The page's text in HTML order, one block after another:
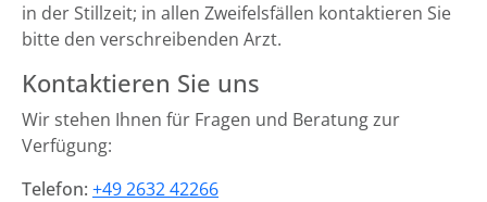
in der Stillzeit; in allen Zweifelsfällen kontaktieren Sie
bitte den verschreibenden Arzt.
Kontaktieren Sie uns
Wir stehen Ihnen für Fragen und Beratung zur
Verfügung:
Telefon: +49 2632 42266